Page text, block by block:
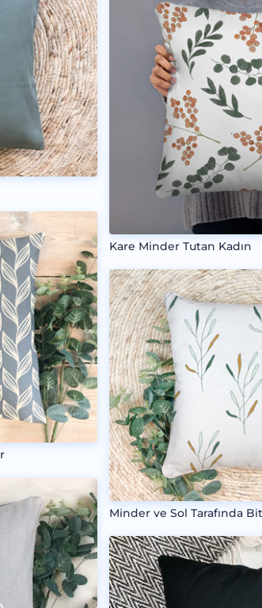
Kare Minder Tutan Kadın
Minder ve Sol Tarafında